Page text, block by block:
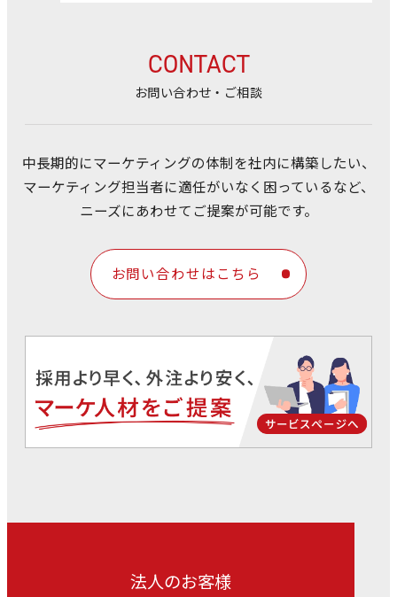
CONTACT
お問い合わせ・ご相談
中長期的にマーケティングの体制を社内に構築したい、
マーケティング担当者に適任がいなく困っているなど、
ニーズにあわせてご提案が可能です。
お問い合わせはこちら
法人のお客様